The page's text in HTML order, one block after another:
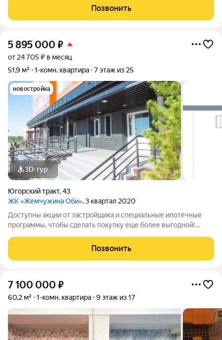
транспорта в 200 метрах. Продается уютная однокомнатная
квартира
Позвонить
5 895 000 ₽
от 24 705 ₽ в месяц
51,9 м²
1-комн. квартира 7 этаж из 25
новостройка
3D-тур
Югорский тракт,43
ЖК «Жемчужина Оби», 3 квартал 2020
Доступны акции от застройщика и специальные ипотечные
программы, чтобы сделать покупку еще более выгодной!
Звоните, чтобы узнать размер вашей скидки! Сибпромстрой -
30 лет на рынке! Готовое жилье.
Позвонить
7 100 000 ₽
60,2 м² 1-комн. квартира 9 этаж из 17